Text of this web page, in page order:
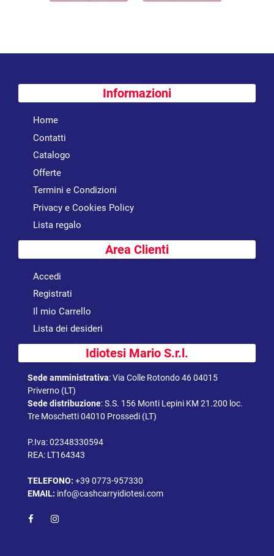
Informazioni
Home
Contatti
Catalogo
Offerte
Termini e Condizioni
Privacy e Cookies Policy
Lista regalo
Area Clienti
Accedi
Registrati
Il mio Carrello
Lista dei desideri
Idiotesi Mario S.r.l.
Sede amministrativa:Via Colle Rotondo 46 04015
Priverno (LT)
Sede distribuzione:S.S. 156 Monti Lepini KM 21.200 loc.
Tre Moschetti 04010 Prossedi (LT)
P.Iva: 02348330594
REA: LT164343
TELEFONO: +39 0773-957330
EMAIL: info@cashcarryidiotesi.com